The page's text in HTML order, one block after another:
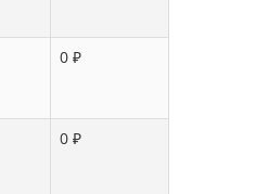
0 ₽
0 ₽